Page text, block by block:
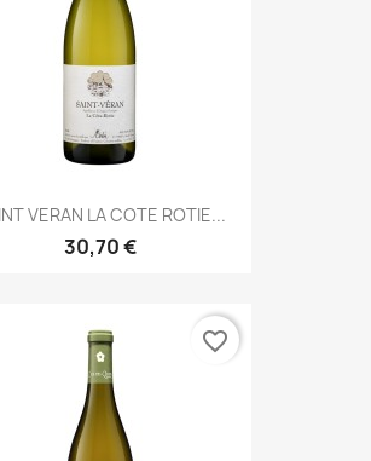
VERAN LA COTE ROTIE...
30,70 €
favorite_border